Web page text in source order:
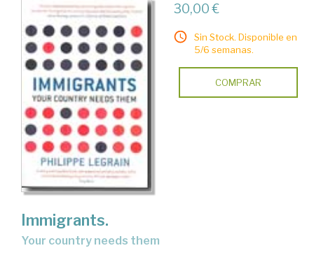
30,00 €
Sin Stock. Disponible en
5/6 semanas.
COMPRAR
Immigrants.
Your country needs them